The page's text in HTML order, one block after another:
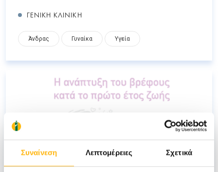
Συναίνεση Λεπτομέρειες Σχετικά
ΓΕΝΙΚΗ ΚΛΙΝΙΚΗ
Άνδρας Γυναίκα Υγεία